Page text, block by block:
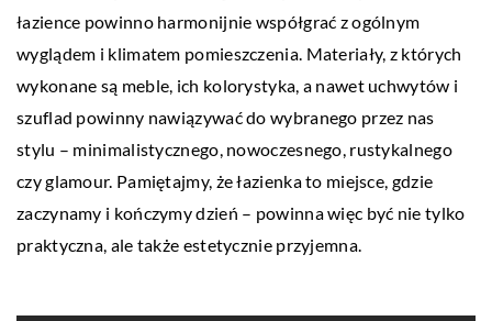
łazience powinno harmonijnie współgrać z ogólnym
wyglądem i klimatem pomieszczenia. Materiały, z których
wykonane są meble, ich kolorystyka, a nawet uchwytów i
szuflad powinny nawiązywać do wybranego przez nas
stylu – minimalistycznego, nowoczesnego, rustykalnego
czy glamour. Pamiętajmy, że łazienka to miejsce, gdzie
zaczynamy i kończymy dzień – powinna więc być nie tylko
praktyczna, ale także estetycznie przyjemna.